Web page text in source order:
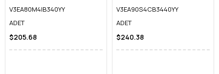
V3EA80M4IB340YY
ADET
$205.68
V3EA90S4CB3440YY
ADET
$240.38